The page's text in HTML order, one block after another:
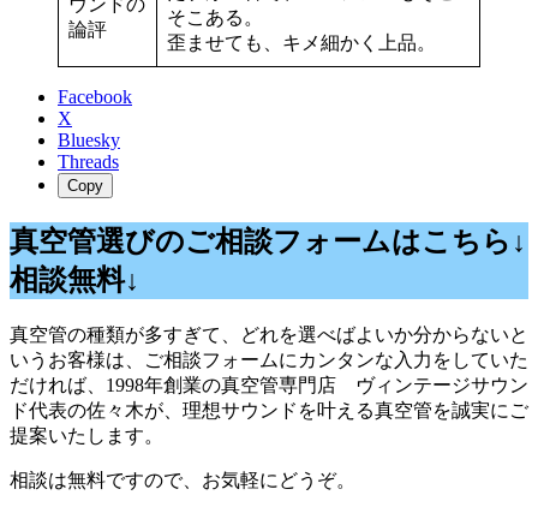
論評
そこある。
歪ませても、キメ細かく上品。
Facebook
X
Bluesky
Threads
Copy
真空管選びのご相談フォームはこちら↓
相談無料↓
真空管の種類が多すぎて、どれを選べばよいか分からないと
いうお客様は、ご相談フォームにカンタンな入力をしていた
だければ、1998年創業の真空管専門店 ヴィンテージサウン
ド代表の佐々木が、理想サウンドを叶える真空管を誠実にご
提案いたします。
相談は無料ですので、お気軽にどうぞ。